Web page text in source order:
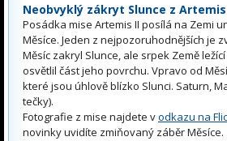
Neobvyklý zákryt Slunce z
Posádka mise Artemis II posílá na Zemi
Měsíce. Jeden z nejpozoruhodnějších je
Měsíc zakryl Slunce, ale srpek Země
osvětlil část jeho povrchu. Vpravo od
které jsou úhlově blízko Slunci. Saturn,
tečky).
Fotografie z mise najdete vodkazu na
novinky uvidíte zmiňovaný záběr Měsíce.